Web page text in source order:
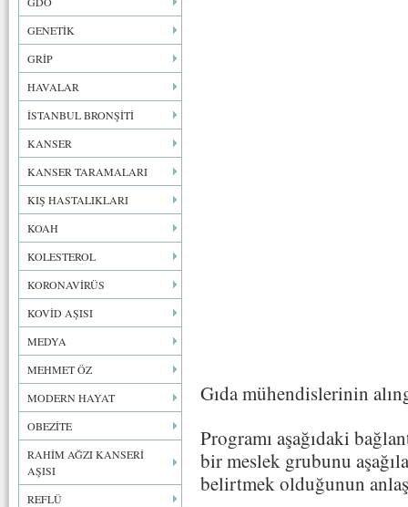
GENETİK
GRİP
HAVALAR
İSTANBUL BRONŞİTİ
KANSER
KANSER TARAMALARI
KIŞ HASTALIKLARI
KOAH
KOLESTEROL
KORONAVİRÜS
KOVİD AŞISI
MEDYA
MEHMET ÖZ
MODERN HAYAT
OBEZİTE
RAHİM AĞZI KANSERİ
AŞISI
REFLÜ
Gıda mühendislerinin
Programı aşağıdaki
bir meslek grubunu
belirtmek olduğunun